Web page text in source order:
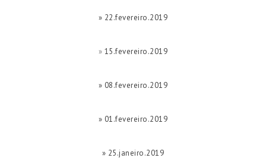
» 22.fevereiro.2019
» 15.fevereiro.2019
» 08.fevereiro.2019
» 01.fevereiro.2019
» 25.janeiro.2019